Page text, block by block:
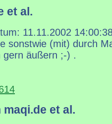
et al.
11.11.2002
sonstwie (mit) durch
gern äußern ;-) .
et al.